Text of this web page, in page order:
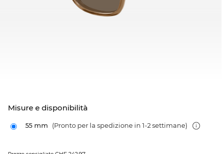
Misure e disponibilità
55 mm (Pronto per la spedizione in 1-2 settimane)